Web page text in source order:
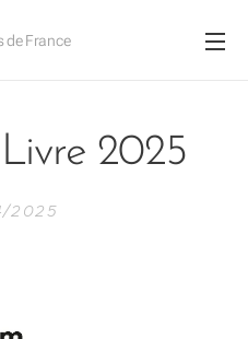
de France
2025
2025